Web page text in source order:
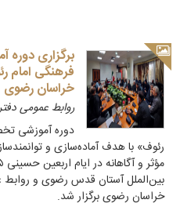
برگزاری
خراسان رضوی
روابط عمومی
دوره آموزشی
رئوف» با هدف آماده‌سازی و
بین‌الملل آستان قدس رضوی و روابط
خراسان رضوی برگزار شد.